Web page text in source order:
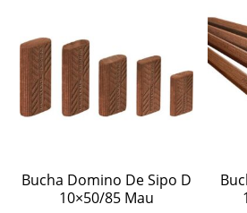
Bucha Domino De Sipo D
10×50/85 Mau